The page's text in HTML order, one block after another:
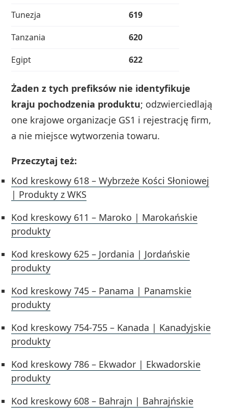
Tunezja
619
Tanzania
620
Egipt
622
Żaden z tych prefiksów nie identyfikuje
kraju pochodzenia produktu; odzwierciedlają
one krajowe organizacje GS1 i rejestrację firm,
a nie miejsce wytworzenia towaru.
Przeczytaj też:
Kod kreskowy 618 – Wybrzeże Kości Słoniowej
| Produkty z WKS
Kod kreskowy 611 – Maroko | Marokańskie
produkty
Kod kreskowy 625 – Jordania | Jordańskie
produkty
Kod kreskowy 745 – Panama | Panamskie
produkty
Kod kreskowy 754-755 – Kanada | Kanadyjskie
produkty
Kod kreskowy 786 – Ekwador | Ekwadorskie
produkty
Kod kreskowy 608 – Bahrajn | Bahrajńskie